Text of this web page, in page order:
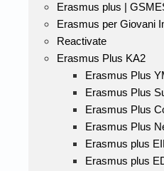
Erasmus plus |
Erasmus per Giovani
Reactivate
Erasmus Plus KA2
Erasmus Plus
Erasmus Plus
Erasmus Plus
Erasmus Plus
Erasmus plus
Erasmus plus